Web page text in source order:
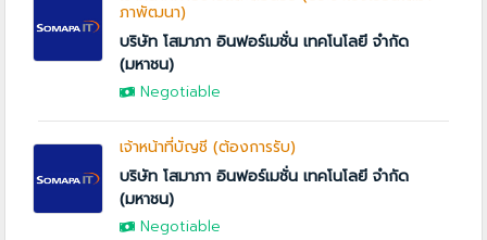
ภาพัฒนา)
บริษัท โสมาภา อินฟอร์เมชั่น เทคโนโลยี จำกัด
(มหาชน)
Negotiable
เจ้าหน้าที่บัญชี (ต้องการรับ)
บริษัท โสมาภา อินฟอร์เมชั่น เทคโนโลยี จำกัด
(มหาชน)
Negotiable